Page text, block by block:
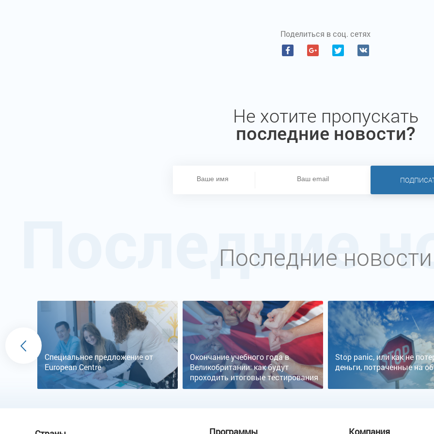
Поделиться в соц. сетях
Не хотите пропускать
последние новости?
Последние
Последние новости
Специальное предложение от
European Centre
Окончание учебного года в
Великобритании: как будут
проходить итоговые тестирования
Stop panic, или как не
деньги, потраченные на
Программы Компания